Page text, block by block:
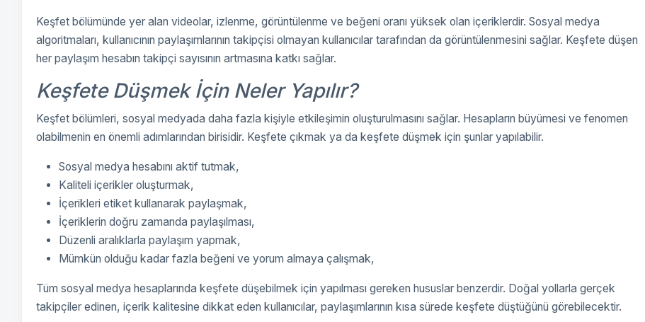
Keşfet bölümünde yer alan videolar, izlenme, görüntülenme ve beğeni oranı yüksek olan içeriklerdir. Sosyal medya
algoritmaları, kullanıcının paylaşımlarının takipçisi olmayan kullanıcılar tarafından da görüntülenmesini sağlar. Keşfete düşen
her paylaşım hesabın takipçi sayısının artmasına katkı sağlar.
Keşfete Düşmek İçin Neler Yapılır?
Keşfet bölümleri, sosyal medyada daha fazla kişiyle etkileşimin oluşturulmasını sağlar. Hesapların büyümesi ve fenomen
olabilmenin en önemli adımlarından birisidir. Keşfete çıkmak ya da keşfete düşmek için şunlar yapılabilir.
Sosyal medya hesabını aktif tutmak,
Kaliteli içerikler oluşturmak,
İçerikleri etiket kullanarak paylaşmak,
İçeriklerin doğru zamanda paylaşılması,
Düzenli aralıklarla paylaşım yapmak,
Mümkün olduğu kadar fazla beğeni ve yorum almaya çalışmak,
Tüm sosyal medya hesaplarında keşfete düşebilmek için yapılması gereken hususlar benzerdir. Doğal yollarla gerçek
takipçiler edinen, içerik kalitesine dikkat eden kullanıcılar, paylaşımlarının kısa sürede keşfete düştüğünü görebilecektir.